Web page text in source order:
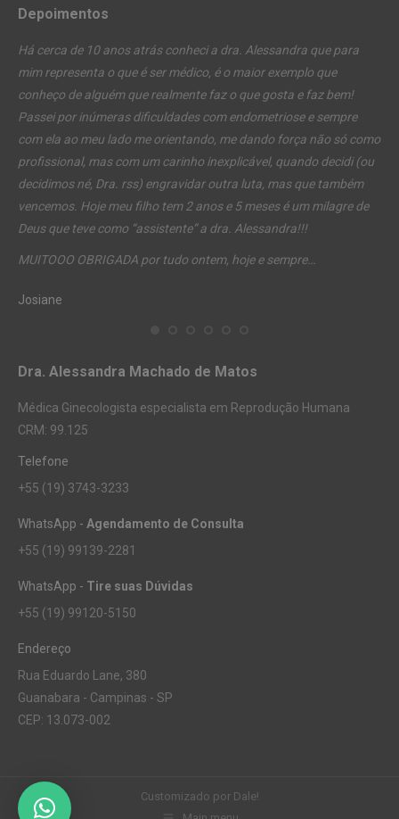
Depoimentos
Há cerca de 10 anos atrás conheci a dra. Alessandra que para
mim representa o que é ser médico, é o maior exemplo que
conheço de alguém que realmente faz o que gosta e faz bem!
Passei por inúmeras dificuldades com endometriose e sempre
com ela ao meu lado me orientando, me dando força não só como
profissional, mas com um carinho inexplicável, quando decidi (ou
decidimos né, Dra. rss) engravidar outra luta, mas que também
vencemos. Hoje meu filho tem 2 anos e 5 meses é um milagre de
Deus que teve como “assistente” a dra. Alessandra!!!
MUITOOO OBRIGADA por tudo ontem, hoje e sempre…
Josiane
Dra. Alessandra Machado de Matos
Médica Ginecologista especialista em Reprodução Humana
CRM: 99.125
Telefone
+55 (19) 3743-3233
WhatsApp - Agendamento de Consulta
+55 (19) 99139-2281
WhatsApp - Tire suas Dúvidas
+55 (19) 99120-5150
Endereço
Rua Eduardo Lane, 380
Guanabara - Campinas - SP
CEP: 13.073-002
Customizado por Dale!